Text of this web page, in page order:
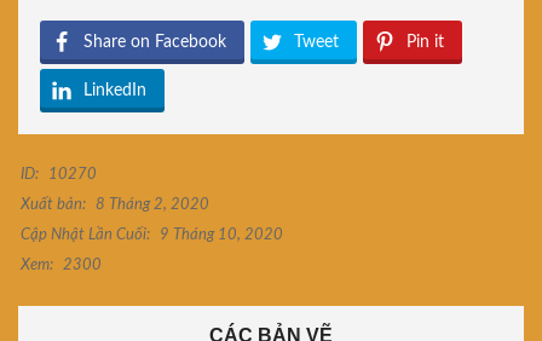
Share on Facebook Tweet Pin it
LinkedIn
ID:
10270
Xuất bản:
8 Tháng 2, 2020
Cập Nhật Lần Cuối:
9 Tháng 10, 2020
Xem:
2300
CÁC BẢN VẼ